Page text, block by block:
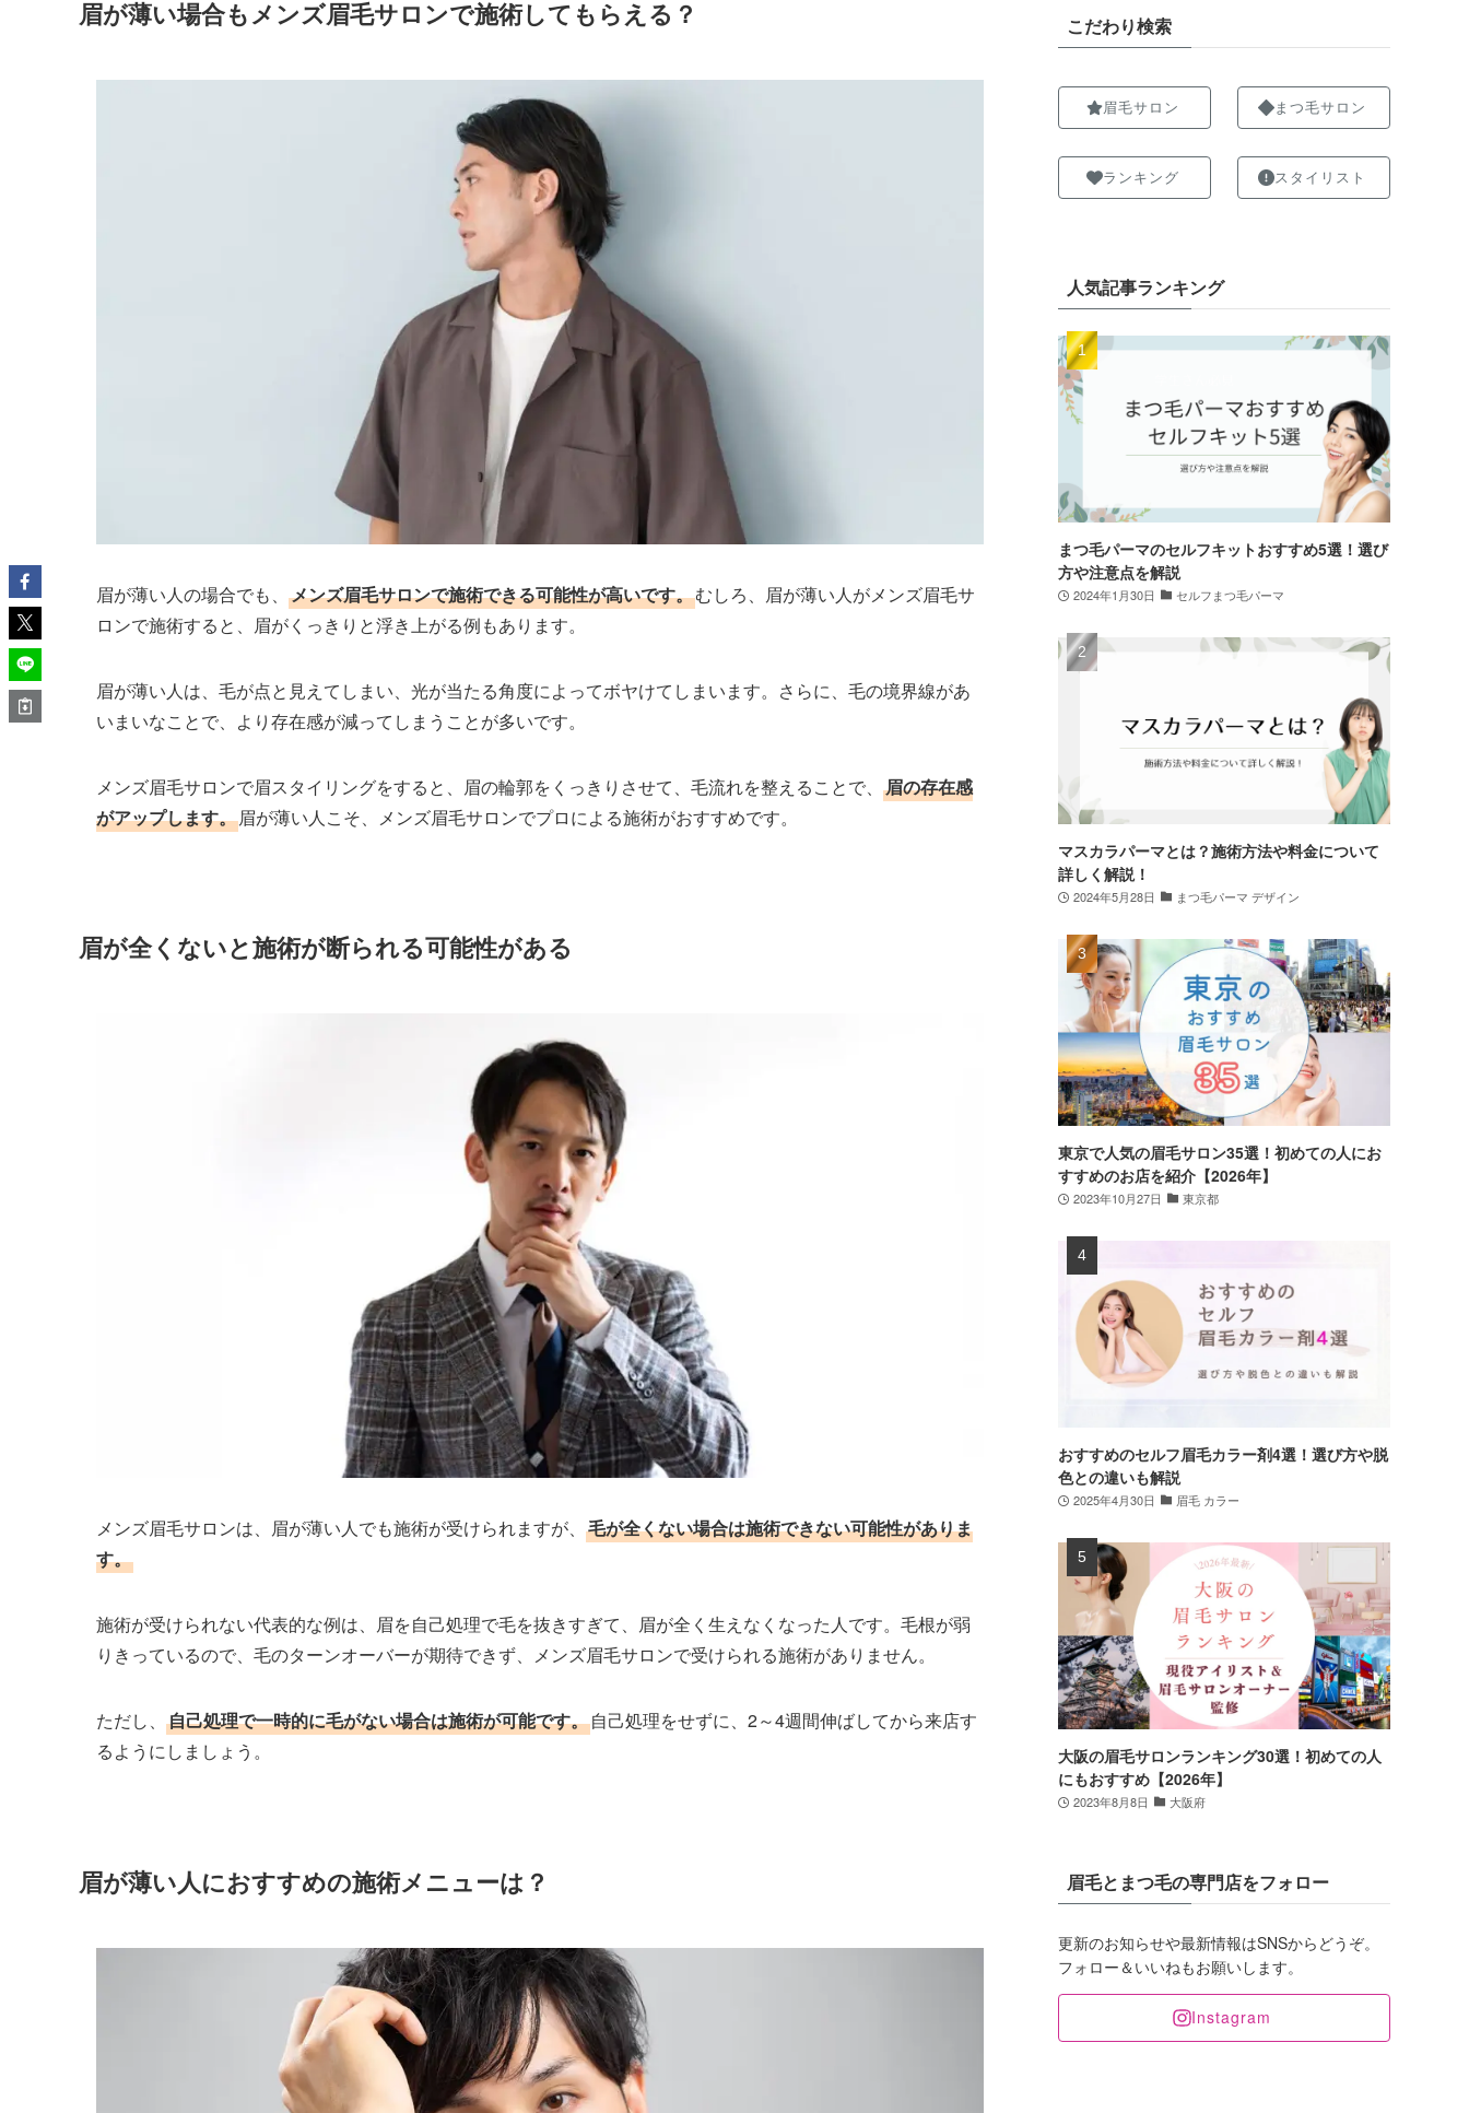
眉が薄い場合もメンズ眉毛サロンで施術してもらえる？
眉が薄い人の場合でも、 メンズ眉毛サロンで施術できる可能性が高いです。むしろ、眉が薄い人がメンズ眉毛サ
ロンで施術すると、眉がくっきりと浮き上がる例もあります。
眉が薄い人は、毛が点と見えてしまい、光が当たる角度によってボヤけてしまいます。さらに、毛の境界線があ
いまいなことで、より存在感が減ってしまうことが多いです。
メンズ眉毛サロンで眉スタイリングをすると、眉の輪郭をくっきりさせて、毛流れを整えることで、 眉の存在感
がアップします。眉が薄い人こそ、メンズ眉毛サロンでプロによる施術がおすすめです。
眉が全くないと施術が断られる可能性がある
メンズ眉毛サロンは、眉が薄い人でも施術が受けられますが、 毛が全くない場合は施術できない可能性がありま
す。
施術が受けられない代表的な例は、眉を自己処理で毛を抜きすぎて、眉が全く生えなくなった人です。毛根が弱
りきっているので、毛のターンオーバーが期待できず、メンズ眉毛サロンで受けられる施術がありません。
ただし、 自己処理で一時的に毛がない場合は施術が可能です。自己処理をせずに、2～4週間伸ばしてから来店す
るようにしましょう。
眉が薄い人におすすめの施術メニューは？
こだわり検索
眉毛サロン
ランキング
まつ毛サロン
スタイリスト
人気記事ランキング
まつ毛パーマのセルフキットおすすめ5選！選び
方や注意点を解説
2024年1月30日 セルフまつ毛パーマ
マスカラパーマとは？施術方法や料金について
詳しく解説！
2024年5月28日 まつ毛パーマ デザイン
東京で人気の眉毛サロン35選！初めての人にお
すすめのお店を紹介【2026年】
2023年10月27日 東京都
おすすめのセルフ眉毛カラー剤4選！選び方や脱
色との違いも解説
2025年4月30日 眉毛 カラー
大阪の眉毛サロンランキング30選！初めての人
にもおすすめ【2026年】
2023年8月8日 大阪府
眉毛とまつ毛の専門店をフォロー
更新のお知らせや最新情報はSNSからどうぞ。
フォロー＆いいねもお願いします。
Instagram